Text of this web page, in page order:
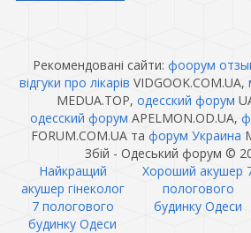
Рекомендовані сайти: фоорум
відгуки про лікарів VIDGOOK.COM.UA,
MEDUA.TOP, одесский форум
одесский форум APELMON.OD.UA,
FORUM.COM.UA та форум Украина
Збій - Одеський форум ©
Найкращий
акушер гінеколог
7 пологового
будинку Одеси
Хороший акушер
пологового
будинку Одеси